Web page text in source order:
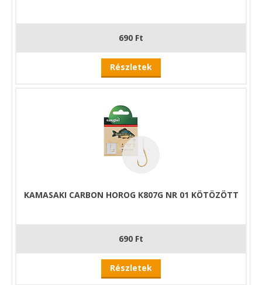
690 Ft
Részletek
KAMASAKI CARBON HOROG K807G NR 01 KÖTÖZÖTT
690 Ft
Részletek